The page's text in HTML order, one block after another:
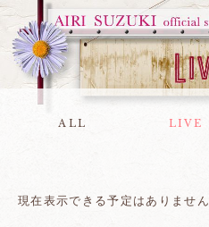
ALL LIVE
現在表示できる予定はありません